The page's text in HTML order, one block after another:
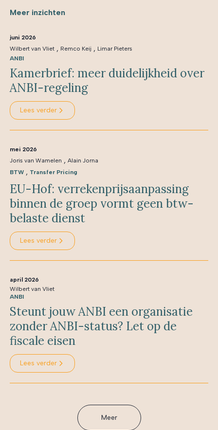
Meer inzichten
juni 2026
Wilbert van Vliet , Remco Keij , Limar Pieters
ANBI
Kamerbrief: meer duidelijkheid over
ANBI-regeling
Lees verder
mei 2026
Joris van Wamelen , Alain Jorna
BTW , Transfer Pricing
EU-Hof: verrekenprijsaanpassing
binnen de groep vormt geen btw-
belaste dienst
Lees verder
april 2026
Wilbert van Vliet
ANBI
Steunt jouw ANBI een organisatie
zonder ANBI-status? Let op de
fiscale eisen
Lees verder
Meer